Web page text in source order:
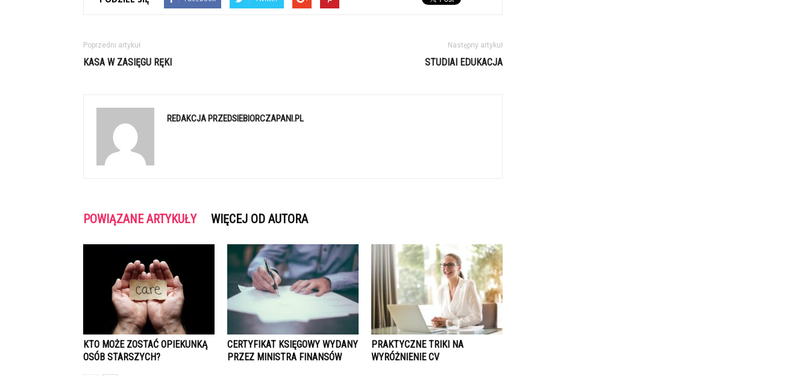
Poprzedni artykuł
KASA W ZASIĘGU RĘKI
Następny artykuł
STUDIAI EDUKACJA
REDAKCJA PRZEDSIEBIORCZAPANI.PL
POWIĄZANE ARTYKUŁY WIĘCEJ OD AUTORA
KTO MOŻE ZOSTAĆ OPIEKUNKĄ
OSÓB STARSZYCH?
CERTYFIKAT KSIĘGOWY WYDANY
PRZEZ MINISTRA FINANSÓW
PRAKTYCZNE TRIKI NA
WYRÓŻNIENIE CV